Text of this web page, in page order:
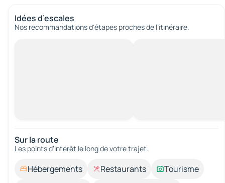
Idées d’escales
Nos recommandations d'étapes proches de l’itinéraire.
Sur la route
Les points d’intérêt le long de votre trajet.
Hébergements Restaurants
Tourisme